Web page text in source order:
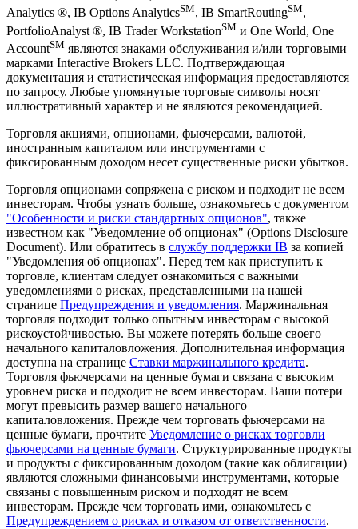
Analytics ®, IB Options AnalyticsSM, IB SmartRoutingSM,
PortfolioAnalyst ®, IB Trader WorkstationSM и One World, One
AccountSM являются знаками обслуживания и/или торговыми
марками Interactive Brokers LLC. Подтверждающая
документация и статистическая информация предоставляются
по запросу. Любые упомянутые торговые символы носят
иллюстративный характер и не являются рекомендацией.
Торговля акциями, опционами, фьючерсами, валютой,
иностранным капиталом или инструментами с
фиксированным доходом несет существенные риски убытков.
Торговля опционами сопряжена с риском и подходит не всем
инвесторам. Чтобы узнать больше, ознакомьтесь с документом
"Особенности и риски стандартных опционов", также
известном как "Уведомление об опционах" (Options Disclosure
Document). Или обратитесь в службу поддержки IB за копией
"Уведомления об опционах". Перед тем как приступить к
торговле, клиентам следует ознакомиться с важными
уведомлениями о рисках, представленными на нашей
странице Предупреждения и уведомления. Маржинальная
торговля подходит только опытным инвесторам с высокой
рискоустойчивостью. Вы можете потерять больше своего
начального капиталовложения. Дополнительная информация
доступна на странице Ставки маржинального кредита.
Торговля фьючерсами на ценные бумаги связана с высоким
уровнем риска и подходит не всем инвесторам. Ваши потери
могут превысить размер вашего начального
капиталовложения. Прежде чем торговать фьючерсами на
ценные бумаги, прочтите Уведомление о рисках торговли
фьючерсами на ценные бумаги. Структурированные продукты
и продукты с фиксированным доходом (такие как облигации)
являются сложными финансовыми инструментами, которые
связаны с повышенным риском и подходят не всем
инвесторам. Прежде чем торговать ими, ознакомьтесь с
Предупреждением о рисках и отказом от ответственности.